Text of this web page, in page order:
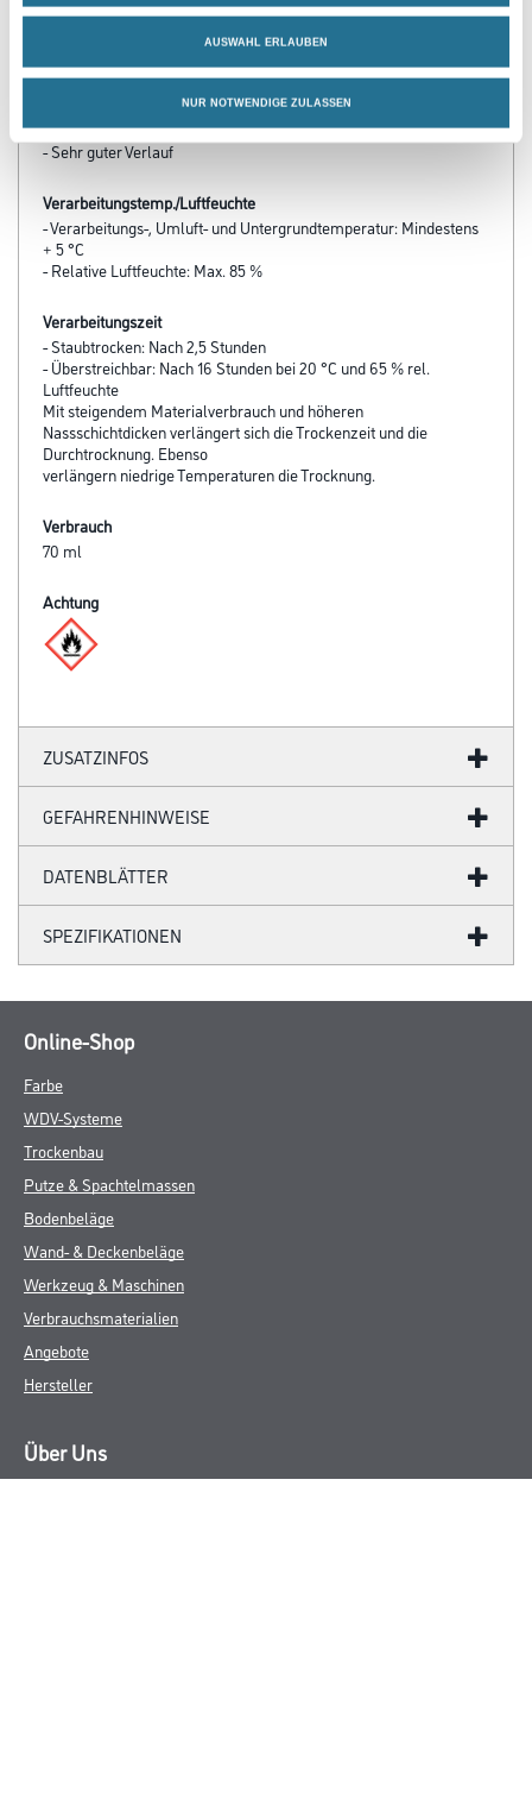
AUSWAHL ERLAUBEN
NUR NOTWENDIGE ZULASSEN
- Hoher Glanzgrad und Glanzhaltung
- Hohe Wetterbeständigkeit
- Hohe Weißstabilität
- Hoch kratz und abriebfest
- Leichte Verarbeitung
- Sehr hohe Deckkraft und Kantenabdeckung
- Sehr guter Verlauf
Verarbeitungstemp./Luftfeuchte
- Verarbeitungs-, Umluft- und Untergrundtemperatur: Mindestens
+ 5 °C
- Relative Luftfeuchte: Max. 85 %
Verarbeitungszeit
- Staubtrocken: Nach 2,5 Stunden
- Überstreichbar: Nach 16 Stunden bei 20 °C und 65 % rel.
Luftfeuchte
Mit steigendem Materialverbrauch und höheren
Nassschichtdicken verlängert sich die Trockenzeit und die
Durchtrocknung. Ebenso
verlängern niedrige Temperaturen die Trocknung.
Verbrauch
70 ml
Achtung
ZUSATZINFOS
GEFAHRENHINWEISE
DATENBLÄTTER
SPEZIFIKATIONEN
Online-Shop
Farbe
WDV-Systeme
Trockenbau
Putze & Spachtelmassen
Bodenbeläge
Wand- & Deckenbeläge
Werkzeug & Maschinen
Verbrauchsmaterialien
Angebote
Hersteller
Über Uns